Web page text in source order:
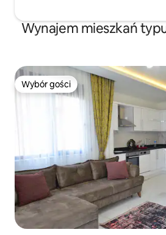
Wynajem mieszkań
Wybór gości
Wybór gości